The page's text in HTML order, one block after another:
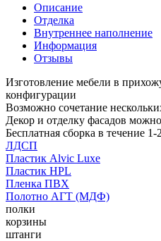
Описание
Отделка
Внутреннее наполнение
Информация
Отзывы
Изготовление мебели в
конфигурации
Возможно сочетание
Декор и отделку фасадов
Бесплатная сборка в течение
ЛДСП
Пластик Alvic Luxe
Пластик HPL
Пленка ПВХ
Полотно АГТ (МДФ)
полки
корзины
штанги